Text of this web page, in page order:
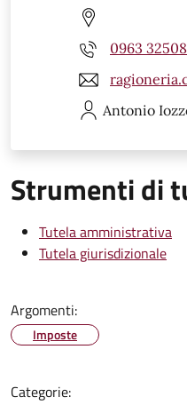
0963
Antonio
Strumenti di
Tutela amministrativa
Tutela giurisdizionale
Argomenti:
Imposte
Categorie: